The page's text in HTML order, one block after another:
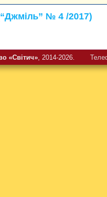
№ 4 /2017)
«Свiтич», 2014-2026.